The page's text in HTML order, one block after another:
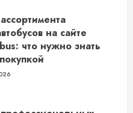
на сайте
что нужно знать